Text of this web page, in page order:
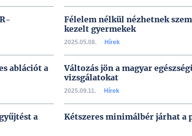
Félelem nélkül nézhetnek
kezelt gyermekek
2025.05.08. Hírek
ablációt a
Változás jön a magyar
vizsgálatokat
2025.09.11. Hírek
a
Kétszeres minimálbér járhat